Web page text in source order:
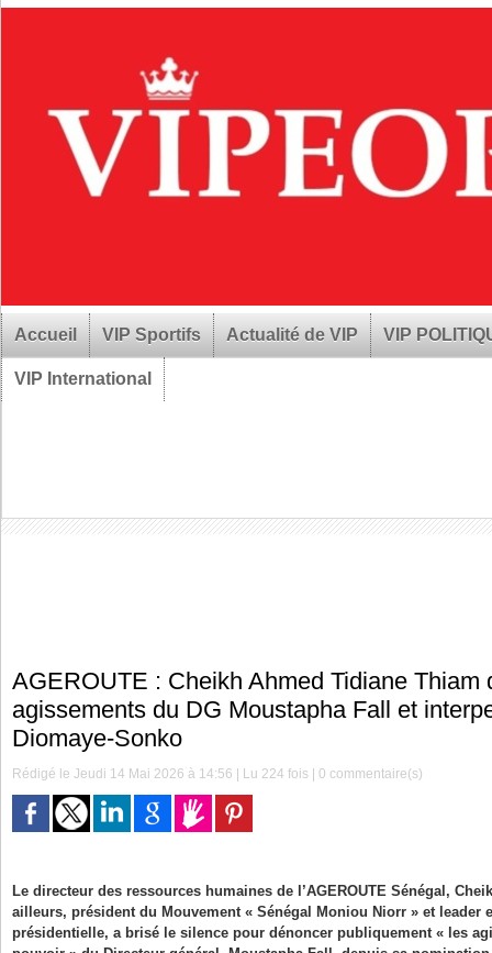
Accueil VIP Sportifs Actualité de VIP VIP
VIP International
AGEROUTE : Cheikh Ahmed Tidiane Thiam
agissements du DG Moustapha Fall et
Diomaye-Sonko
Rédigé le Jeudi 14 Mai 2026 à 14:56 | Lu 224 fois |0 commentaire(s)
Le directeur des ressources humaines de l’AGEROUTE Sénégal,
ailleurs, président du Mouvement « Sénégal Moniou Niorr » et leader
présidentielle, a brisé le silence pour dénoncer publiquement « les